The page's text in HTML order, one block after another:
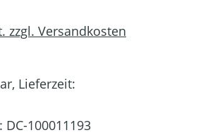
zzgl. Versandkosten
Lieferzeit:
DC-100011193